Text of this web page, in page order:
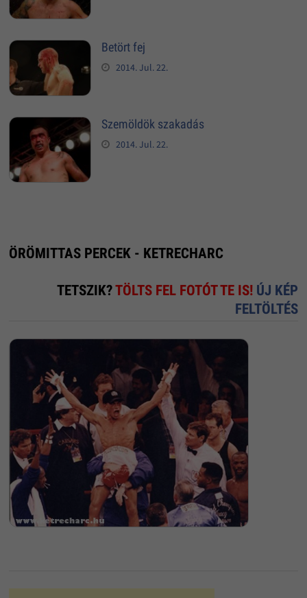
Betört fej
2014. Jul. 22.
Szemöldök szakadás
2014. Jul. 22.
ÖRÖMITTAS PERCEK - KETRECHARC
TETSZIK?TÖLTS FEL FOTÓT TE IS! ÚJ KÉP
FELTÖLTÉS